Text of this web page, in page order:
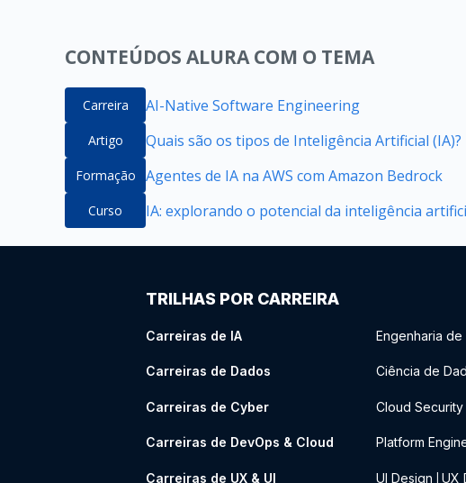
CONTEÚDOS ALURA COM O TEMA
Carreira AI-Native Software Engineering
Artigo Quais são os tipos de Inteligência Artificial
Formação Agentes de IA na AWS com Amazon Bedrock
Curso IA: explorando o potencial da inteligência
TRILHAS POR CARREIRA
Carreiras de IA Engenharia de
Carreiras de Dados Ciência de
Carreiras de Cyber Cloud Security
Carreiras de DevOps & Cloud Platform
Carreiras de UX & UI UI Design UX